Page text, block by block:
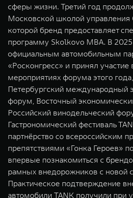
сферы жизни. Третий год
Московской школой управления
которой бренд предоставляет
программу Skolkovo MBA. В 2025
официальным автомобильным
«Росконгресс» и принял
мероприятиях форума этого
Петербургский международный
форум, Восточный
Российский винодельческий
Гастрономический фестиваль
партнёрство со всероссийским
препятствиями «Гонка Героев»
впервые познакомиться с
рамных внедорожников с новой
Практическое подтверждение
автомобили TANK получили при